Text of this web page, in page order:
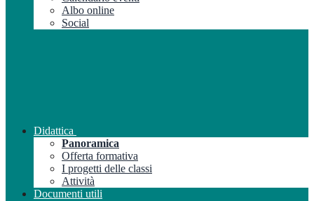
Albo online
Social
Didattica
Panoramica
Offerta formativa
I progetti delle classi
Attività
Documenti utili